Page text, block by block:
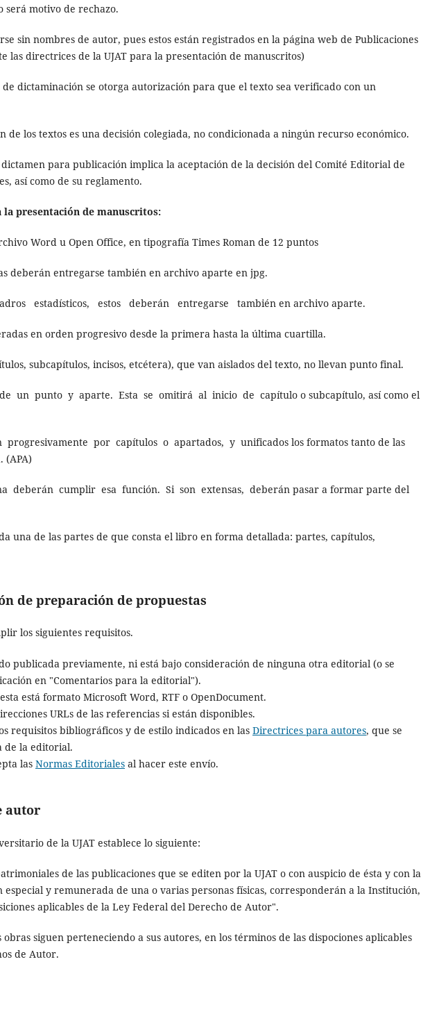
será motivo de rechazo.
sin nombres de autor, pues estos están registrados en la página web de Publicaciones
las directrices de la UJAT para la presentación de manuscritos)
dictaminación se otorga autorización para que el texto sea verificado con un
de los textos es una decisión colegiada, no condicionada a ningún recurso económico.
para publicación implica la aceptación de la decisión del Comité Editorial de
así como de su reglamento.
la presentación de manuscritos:
Word u Open Office, en tipografía Times Roman de 12 puntos
deberán entregarse también en archivo aparte en jpg.
estadísticos, estos deberán entregarse también en archivo aparte.
en orden progresivo desde la primera hasta la última cuartilla.
subcapítulos, incisos, etcétera), que van aislados del texto, no llevan punto final.
un punto y aparte. Esta se omitirá al inicio de capítulo o subcapítulo, así como el
progresivamente por capítulos o apartados, y unificados los formatos tanto de las
(APA)
deberán cumplir esa función. Si son extensas, deberán pasar a formar parte del
una de las partes de que consta el libro en forma detallada: partes, capítulos,
de preparación de propuestas
los siguientes requisitos.
publicada previamente, ni está bajo consideración de ninguna otra editorial (o se
en "Comentarios para la editorial").
está formato Microsoft Word, RTF o OpenDocument.
URLs de las referencias si están disponibles.
requisitos bibliográficos y de estilo indicados en las Directrices para autores, que se
de la editorial.
las Normas Editoriales al hacer este envío.
autor
de la UJAT establece lo siguiente:
de las publicaciones que se editen por la UJAT o con auspicio de ésta y con la
y remunerada de una o varias personas físicas, corresponderán a la Institución,
aplicables de la Ley Federal del Derecho de Autor".
siguen perteneciendo a sus autores, en los términos de las dispociones aplicables
de Autor.